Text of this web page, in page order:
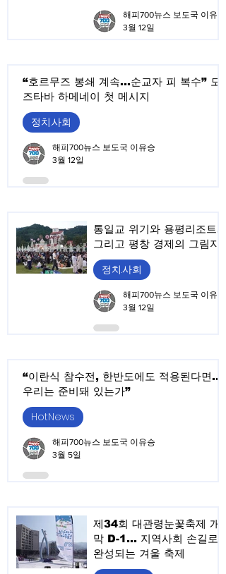
War
3월 12일
“호르무즈 봉쇄 계속…순교자 피 복수” 모
즈타바 하메네이 첫 메시지
정치.사회
해피700뉴스 보도국 이유승
3월 12일
통일교 위기와 용평리조트,
그리고 평창 경제의 그림자
정치.사회
3월 12일
“이란식 참수전, 한반도에도 적용된다면…
우리는 준비돼 있는가”
HotNews
해피700뉴스 보도국 이유승
3월 5일
제34회 대관령눈꽃축제 개
막 D-1… 지역사회 손길로
완성되는 겨울 축제